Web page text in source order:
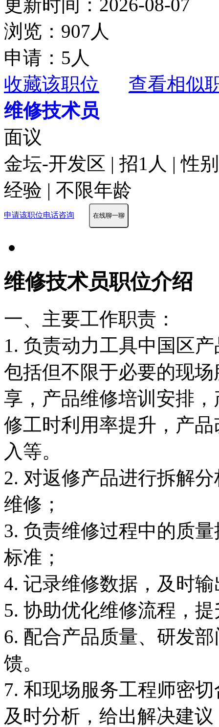
更新时间：2026-08-07
浏览：907人
申请：5人
收藏该职位
查看相似
维修技术员
面议
金坛-开发区 | 招1人 | 性
经验 | 不限年龄
申请该职位电话咨询 在线聊一聊
维修技术员职位介绍
一、主要工作职责：
1. 负责动力工具中国区
包括但不限于必要的现
享，产品维修培训安排
修工时利用率提升，产
入等。
2. 对返修产品进行拆解
维修；
3. 负责维修过程中的质
标准；
4. 记录维修数据，及时
5. 协助优化维修流程，
6. 配合产品质量、研发
馈。
7. 和现场服务工程师密
及时分析，给出解决建